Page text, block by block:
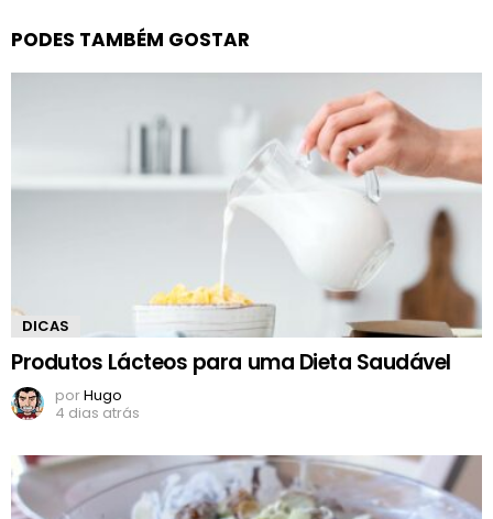
PODES TAMBÉM GOSTAR
DICAS
Produtos Lácteos para uma Dieta Saudável
porHugo
4 dias atrás